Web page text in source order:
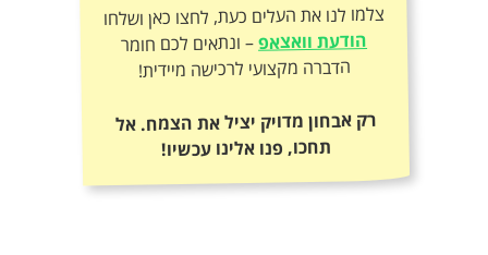
צלמו לנו את העלים כעת, לחצו כאן ושלחו
הודעת וואצאפ– ונתאים לכם חומר
הדברה מקצועי לרכישה מיידית!
רק אבחון מדויק יציל את הצמח. אל
תחכו, פנו אלינו עכשיו!